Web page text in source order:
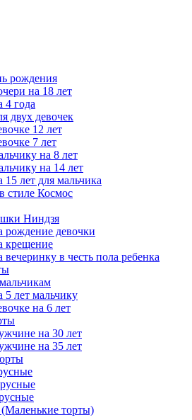
рождения
на 18 лет
4 года
двух девочек
12 лет
7 лет
на 8 лет
на 14 лет
15 лет для мальчика
стиле Космос
Ниндзя
рождение девочки
крещение
вечеринку в честь пола ребенка
5 лет мальчику
на 6 лет
на 30 лет
на 35 лет
торты)